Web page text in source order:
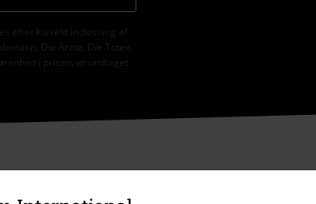
efter korrekt indløsning af
Die Ärzte, Die Toten
i prisen, er undtaget